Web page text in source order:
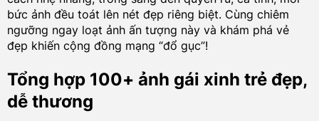
bức ảnh đều toát lên nét đẹp riêng biệt. Cùng chiêm
ngưỡng ngay loạt ảnh ấn tượng này và khám phá vẻ
đẹp khiến cộng đồng mạng “đổ gục”!
Tổng hợp 100+ ảnh gái xinh trẻ đẹp,
dễ thương